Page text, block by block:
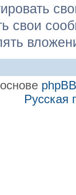
свои
phpBB
Русская